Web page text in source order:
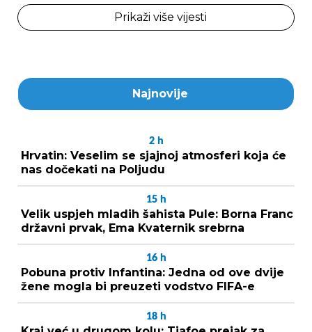
Prikaži više vijesti
Najnovije
2 h
Hrvatin: Veselim se sjajnoj atmosferi koja će
nas dočekati na Poljudu
15 h
Velik uspjeh mladih šahista Pule: Borna Franc
državni prvak, Ema Kvaternik srebrna
16 h
Pobuna protiv Infantina: Jedna od ove dvije
žene mogla bi preuzeti vodstvo FIFA-e
18 h